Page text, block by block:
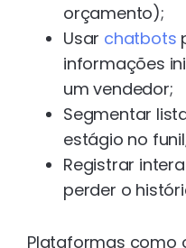
orçamento);
Usar chatbots
informações
um vendedor;
Segmentar
estágio no
Registrar
perder o
Plataformas como